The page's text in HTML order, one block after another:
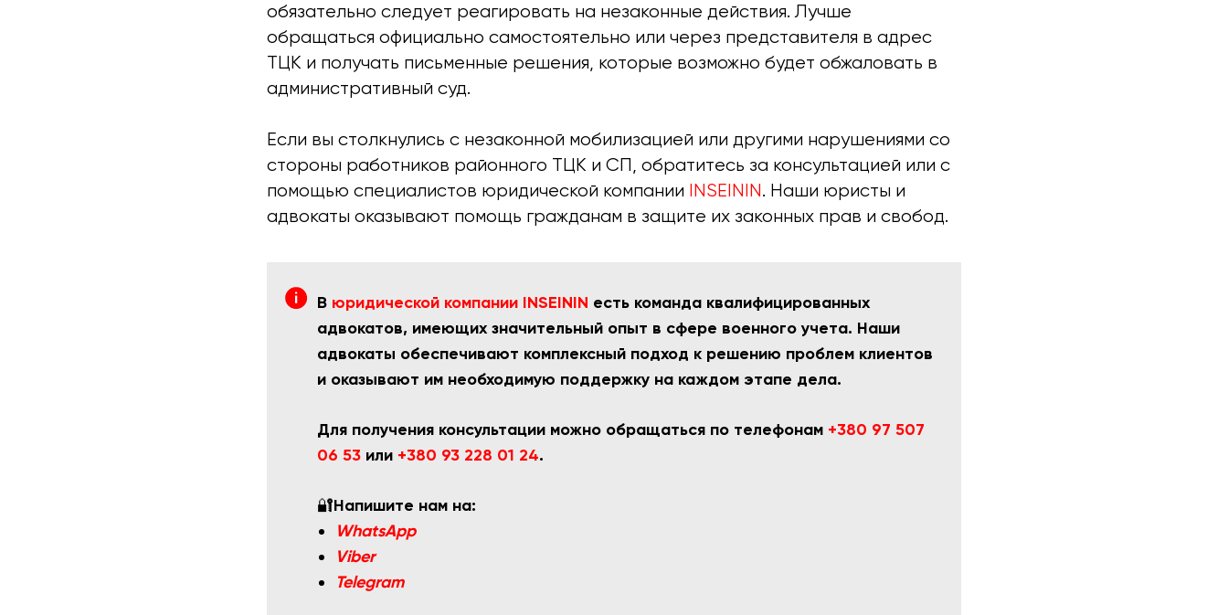
обязательно следует реагировать на незаконные действия. Лучше
обращаться официально самостоятельно или через представителя в адрес
ТЦК и получать письменные решения, которые возможно будет обжаловать в
административный суд.
Если вы столкнулись с незаконной мобилизацией или другими нарушениями со
стороны работников районного ТЦК и СП, обратитесь за консультацией или с
помощью специалистов юридической компании INSEININ. Наши юристы и
адвокаты оказывают помощь гражданам в защите их законных прав и свобод.
В юридической компании INSEININ есть команда квалифицированных
адвокатов, имеющих значительный опыт в сфере военного учета. Наши
адвокаты обеспечивают комплексный подход к решению проблем клиентов
и оказывают им необходимую поддержку на каждом этапе дела.
Для получения консультации можно обращаться по телефонам +380 97 507
06 53 или +380 93 228 01 24.
🔐Напишите нам на:
WhatsApp
Viber
Telegram